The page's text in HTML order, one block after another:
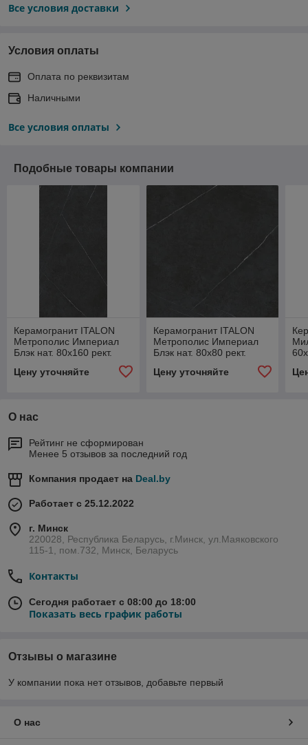
Все условия доставки
Условия оплаты
Оплата по реквизитам
Наличными
Все условия оплаты
Подобные товары компании
Керамогранит ITALON
Метрополис Империал
Блэк нат. 80x160 рект.
610010002346
Цену уточняйте
Керамогранит ITALON
Метрополис Империал
Блэк нат. 80x80 рект.
610010002339
Цену уточняйте
О нас
Рейтинг не сформирован
Менее 5 отзывов за последний год
Компания продает на Deal.by
Работает с 25.12.2022
г. Минск
220028, Республика Беларусь, г.Минск, ул.Маяковского
115-1, пом.732, Минск, Беларусь
Контакты
Сегодня работает с 08:00 до 18:00
Показать весь график работы
Отзывы о магазине
У компании пока нет отзывов, добавьте первый
О нас